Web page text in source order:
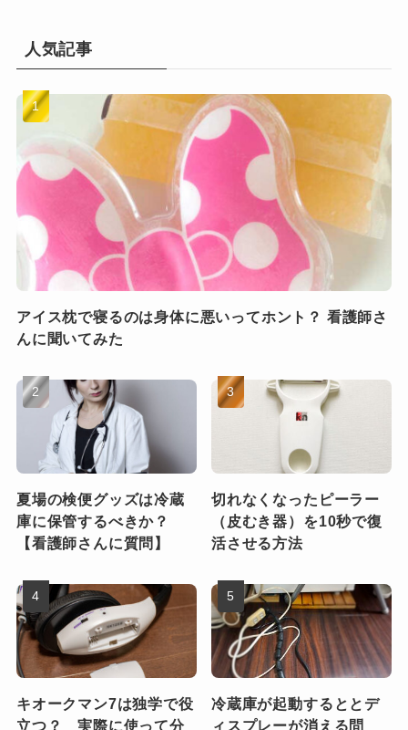
人気記事
アイス枕で寝るのは身体に悪いってホント？ 看護師さ
んに聞いてみた
夏場の検便グッズは冷蔵
庫に保管するべきか？
【看護師さんに質問】
切れなくなったピーラー
（皮むき器）を10秒で復
活させる方法
キオークマン7は独学で役
立つ？ 実際に使って分
冷蔵庫が起動するととデ
ィスプレーが消える問